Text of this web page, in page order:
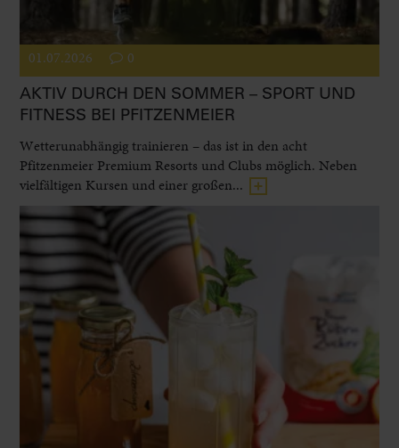
01.07.2026 0
AKTIV DURCH DEN SOMMER – SPORT UND
FITNESS BEI PFITZENMEIER
Wetterunabhängig trainieren – das ist in den acht
Pfitzenmeier Premium Resorts und Clubs möglich. Neben
vielfältigen Kursen und einer großen...